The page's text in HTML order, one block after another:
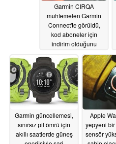
Garmin CIRQA
muhtemelen Garmin
Connect'te görüldü,
kod aboneler için
indirim olduğunu
05/21/2026
Garmin güncellemesi,
sınırsız pil ömrü için
akıllı saatlerde güneş
Apple
yepyeni bir
sensör